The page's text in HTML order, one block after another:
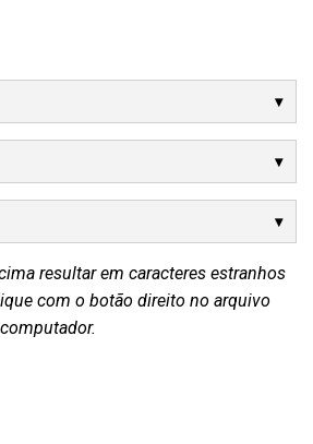
resultar em caracteres estranhos
com o botão direito no arquivo